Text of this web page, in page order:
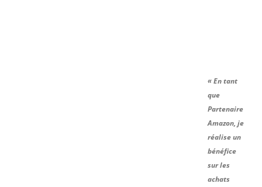
« En tant
que
Partenaire
Amazon, je
réalise un
bénéfice
sur les
achats